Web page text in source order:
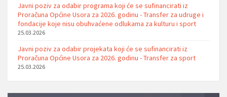
Javni poziv za odabir programa koji će se sufinancirati iz
Proračuna Općine Usora za 2026. godinu - Transfer za udruge i
fondacije koje nisu obuhvaćene odlukama za kulturu i sport
25.03.2026
Javni poziv za odabir projekata koji će se sufinancirati iz
Proračuna Općine Usora za 2026. godinu - Transfer za sport
25.03.2026